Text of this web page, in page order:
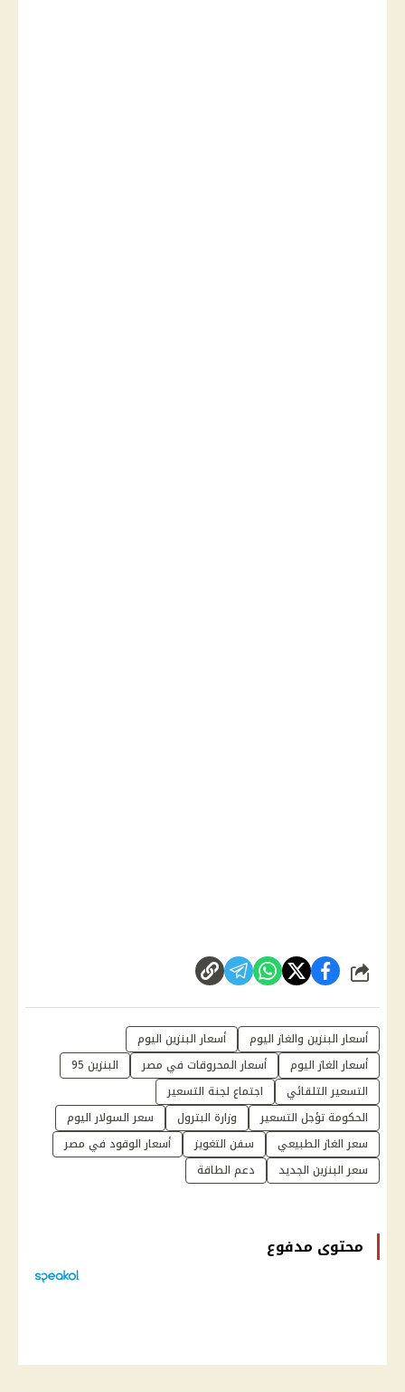
شارك
أسعار البنزين والغاز اليوم
أسعار البنزين اليوم
أسعار الغاز اليوم
أسعار المحروقات في مصر
البنزين 95
التسعير التلقائي
اجتماع لجنة التسعير
الحكومة تؤجل التسعير
وزارة البترول
سعر السولار اليوم
سعر الغاز الطبيعي
سفن التغويز
أسعار الوقود في مصر
سعر البنزين الجديد
دعم الطاقة
محتوى مدفوع